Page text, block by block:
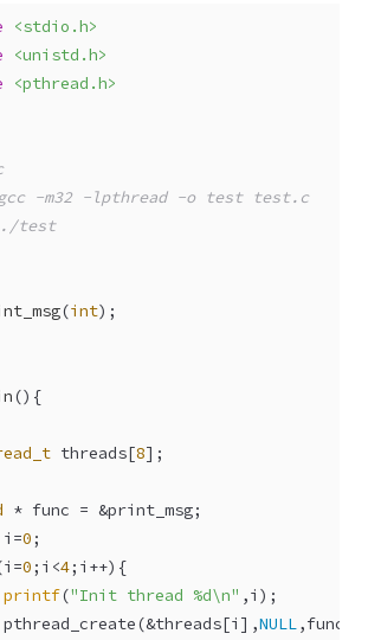
<stdio.h>
<unistd.h>
<pthread.h>
gcc -m32 -lpthread -o test test.c
./test
(int) ;
() {
threads[8];
* func = &print_msg;
i=0;
0;i<4;i++){
printf("Init thread %d\n" ,i);
NULL,func,(